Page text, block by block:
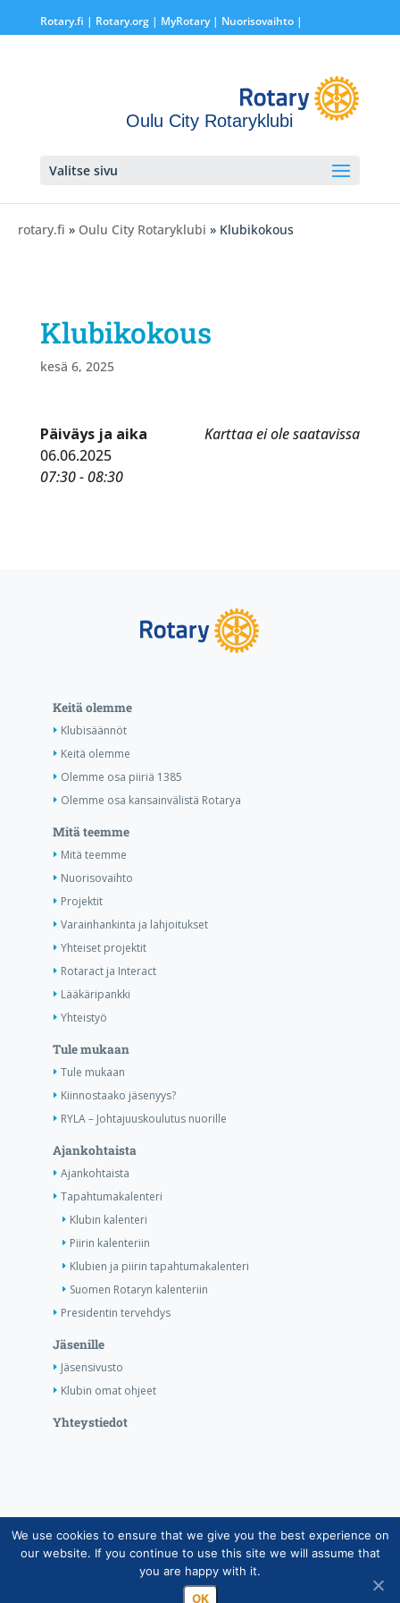
Rotary.fi | Rotary.org| MyRotary | Nuorisovaihto|
Oulu City Rotaryklubi
Valitse sivu
rotary.fi » Oulu City Rotaryklubi » Klubikokous
Klubikokous
kesä 6, 2025
Karttaa ei ole saatavissa
Päiväys ja aika
06.06.2025
07:30 - 08:30
Keitä olemme
Klubisäännöt
Keitä olemme
Olemme osa piiriä 1385
Olemme osa kansainvälistä Rotarya
Mitä teemme
Mitä teemme
Nuorisovaihto
Projektit
Varainhankinta ja lahjoitukset
Yhteiset projektit
Rotaract ja Interact
Lääkäripankki
Yhteistyö
Tule mukaan
Tule mukaan
Kiinnostaako jäsenyys?
RYLA – Johtajuuskoulutus nuorille
Ajankohtaista
Ajankohtaista
Tapahtumakalenteri
Klubin kalenteri
Piirin kalenteriin
Klubien ja piirin tapahtumakalenteri
Suomen Rotaryn kalenteriin
Presidentin tervehdys
Jäsenille
Jäsensivusto
Klubin omat ohjeet
Yhteystiedot
Copyright © Suomen Rotarypalvelu ry 2026 |
Jäsentietojärjestelmän tietosuojaseloste| Henkilötietojen
käsittely Rotarytoiminnassa
We use cookies to ensure that we give you the best experience on
our website. If you continue to use this site we will assume that
you are happy with it.
OK